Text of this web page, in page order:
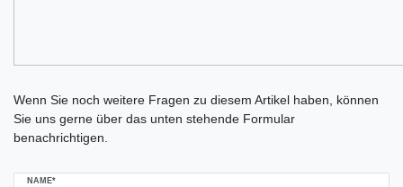
Wenn Sie noch weitere Fragen zu diesem Artikel haben, können
Sie uns gerne über das unten stehende Formular
benachrichtigen.
NAME*